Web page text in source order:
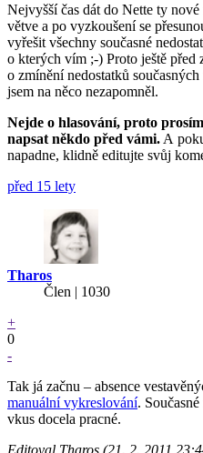
Nejvyšší čas dát do Nette ty
větve a po vyzkoušení se
vyřešit všechny současné
o kterých vím ;-) Proto ještě před
o zmínění nedostatků
jsem na něco nezapomněl.
Nejde o hlasování, proto
napsat někdo před vámi. A
napadne, klidně editujte svůj
před 15 lety
Tharos
Člen | 1030
+
0
-
Tak já začnu – absence
manuální vykreslování.
vkus docela pracné.
Editoval Tharos (21. 2. 2011